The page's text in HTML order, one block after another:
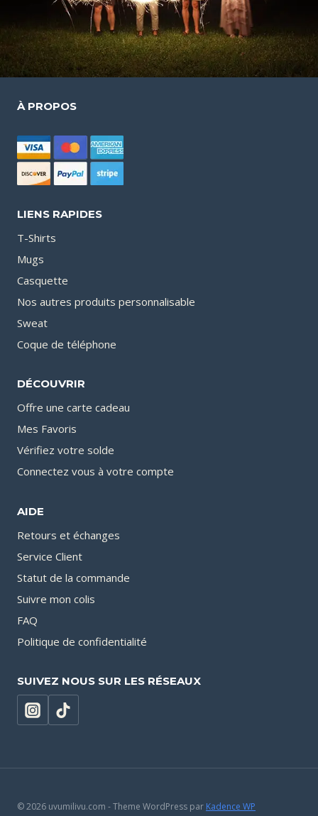
À PROPOS
LIENS RAPIDES
T-Shirts
Mugs
Casquette
Nos autres produits personnalisable
Sweat
Coque de téléphone
DÉCOUVRIR
Offre une carte cadeau
Mes Favoris
Vérifiez votre solde
Connectez vous à votre compte
AIDE
Retours et échanges
Service Client
Statut de la commande
Suivre mon colis
FAQ
Politique de confidentialité
SUIVEZ NOUS SUR LES RÉSEAUX
© 2026 uvumilivu.com - Theme WordPress par Kadence WP